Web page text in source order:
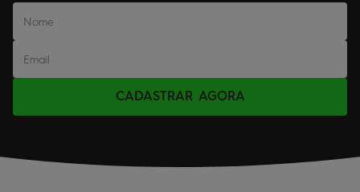
CADASTRAR AGORA